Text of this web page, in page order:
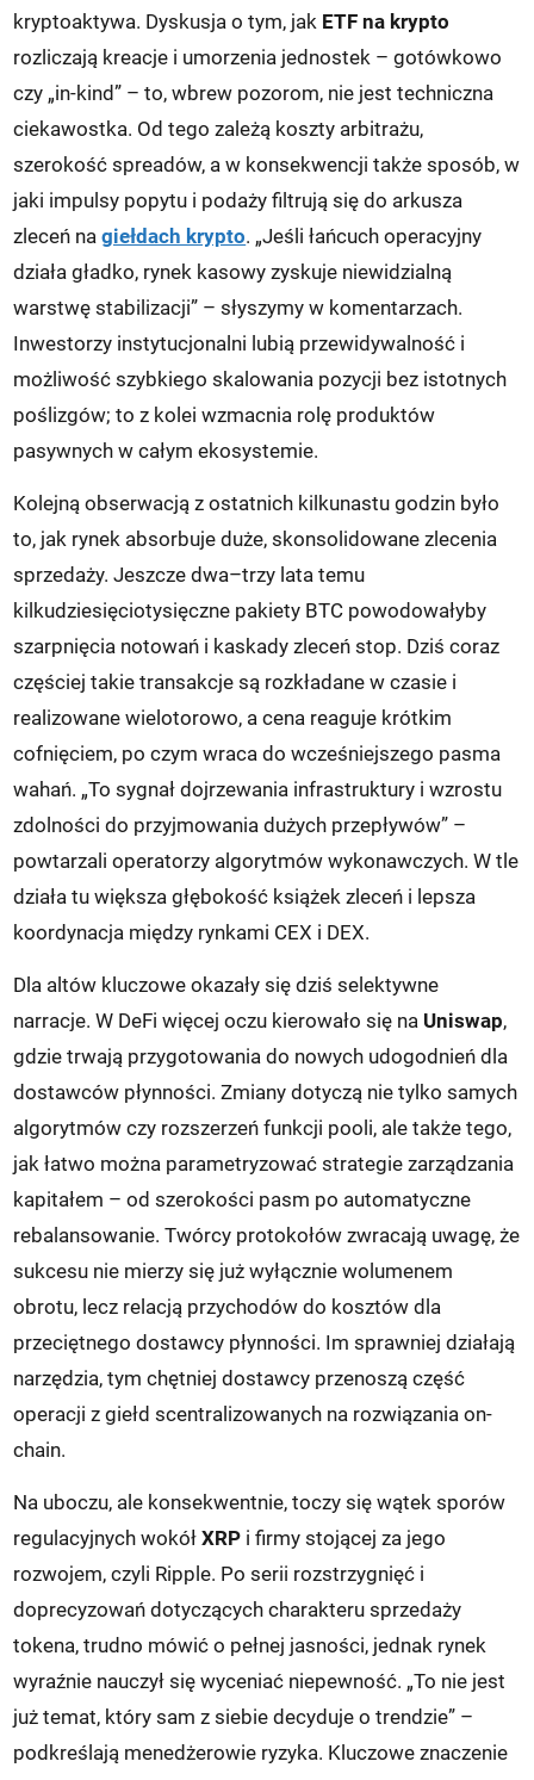
kryptoaktywa. Dyskusja o tym, jak ETF na krypto
rozliczają kreacje i umorzenia jednostek – gotówkowo
czy „in-kind” – to, wbrew pozorom, nie jest techniczna
ciekawostka. Od tego zależą koszty arbitrażu,
szerokość spreadów, a w konsekwencji także sposób, w
jaki impulsy popytu i podaży filtrują się do arkusza
zleceń nagiełdach krypto. „Jeśli łańcuch operacyjny
działa gładko, rynek kasowy zyskuje niewidzialną
warstwę stabilizacji” – słyszymy w komentarzach.
Inwestorzy instytucjonalni lubią przewidywalność i
możliwość szybkiego skalowania pozycji bez istotnych
poślizgów; to z kolei wzmacnia rolę produktów
pasywnych w całym ekosystemie.
Kolejną obserwacją z ostatnich kilkunastu godzin było
to, jak rynek absorbuje duże, skonsolidowane zlecenia
sprzedaży. Jeszcze dwa–trzy lata temu
kilkudziesięciotysięczne pakiety BTC powodowałyby
szarpnięcia notowań i kaskady zleceń stop. Dziś coraz
częściej takie transakcje są rozkładane w czasie i
realizowane wielotorowo, a cena reaguje krótkim
cofnięciem, po czym wraca do wcześniejszego pasma
wahań. „To sygnał dojrzewania infrastruktury i wzrostu
zdolności do przyjmowania dużych przepływów” –
powtarzali operatorzy algorytmów wykonawczych. W tle
działa tu większa głębokość książek zleceń i lepsza
koordynacja między rynkami CEX i DEX.
Dla altów kluczowe okazały się dziś selektywne
narracje. W DeFi więcej oczu kierowało się na Uniswap,
gdzie trwają przygotowania do nowych udogodnień dla
dostawców płynności. Zmiany dotyczą nie tylko samych
algorytmów czy rozszerzeń funkcji pooli, ale także tego,
jak łatwo można parametryzować strategie zarządzania
kapitałem – od szerokości pasm po automatyczne
rebalansowanie. Twórcy protokołów zwracają uwagę, że
sukcesu nie mierzy się już wyłącznie wolumenem
obrotu, lecz relacją przychodów do kosztów dla
przeciętnego dostawcy płynności. Im sprawniej działają
narzędzia, tym chętniej dostawcy przenoszą część
operacji z giełd scentralizowanych na rozwiązania on-
chain.
Na uboczu, ale konsekwentnie, toczy się wątek sporów
regulacyjnych wokółXRP i firmy stojącej za jego
rozwojem, czyli Ripple. Po serii rozstrzygnięć i
doprecyzowań dotyczących charakteru sprzedaży
tokena, trudno mówić o pełnej jasności, jednak rynek
wyraźnie nauczył się wyceniać niepewność. „To nie jest
już temat, który sam z siebie decyduje o trendzie” –
podkreślają menedżerowie ryzyka. Kluczowe znaczenie